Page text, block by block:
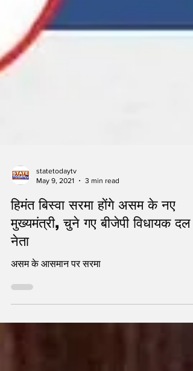
May 9, 2021
3 min read
हिमंत बिस्वा सरमा होंगे असम के नए
मुख्यमंत्री, चुने गए बीजेपी विधायक दल
नेता
असम के आसमान पर सरमा